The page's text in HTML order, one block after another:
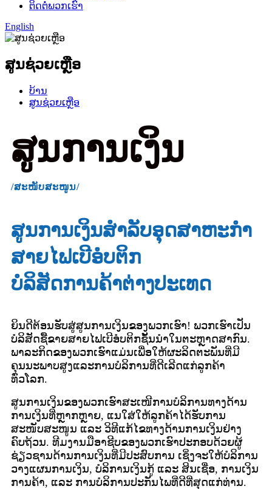
ຕິດຕໍ່ພວກເຮົາ
English
ສູນຊ່ວຍເຫຼືອ
ບ້ານ
ສູນຊ່ວຍເຫຼືອ
ສູນການເງິນ
/ສະໜັບສະໜູນ/
ສູນການເງິນສຳລັບອຸດສາຫະກຳ
ສາຍໄຟເບີອໍບຕິກ
ບໍລິສັດການຄ້າຕ່າງປະເທດ
ຍິນດີຕ້ອນຮັບສູ່ສູນການເງິນຂອງພວກເຮົາ! ພວກເຮົາເປັນ
ບໍລິສັດຊື້ຂາຍສາຍໄຟເບີອໍບຕິກຊັ້ນນໍາໃນຕະຫຼາດສາກົນ.
ພາລະກິດຂອງພວກເຮົາແມ່ນເພື່ອໃຫ້ຜະລິດຕະພັນທີ່ມີ
ຄຸນນະພາບສູງແລະການບໍລິການທີ່ດີເລີດແກ່ລູກຄ້າ
ທົ່ວໂລກ.
ສູນການເງິນຂອງພວກເຮົາສະເໜີການບໍລິການທາງດ້ານ
ການເງິນທີ່ຫຼາກຫຼາຍ, ແນໃສ່ໃຫ້ລູກຄ້າໄດ້ຮັບການ
ສະໜັບສະໜູນ ແລະ ວິທີແກ້ໄຂທາງດ້ານການເງິນຢ່າງ
ຄົບຖ້ວນ. ທີມງານມືອາຊີບຂອງພວກເຮົາປະກອບດ້ວຍຜູ້
ຊ່ຽວຊານດ້ານການເງິນທີ່ມີປະສົບການ ເຊິ່ງຈະໃຫ້ບໍລິການ
ວາງແຜນການເງິນ, ບໍລິການເງິນກູ້ ແລະ ສິນເຊື່ອ, ການເງິນ
ການຄ້າ, ແລະ ການບໍລິການປະກັນໄພທີ່ດີທີ່ສຸດແກ່ທ່ານ.